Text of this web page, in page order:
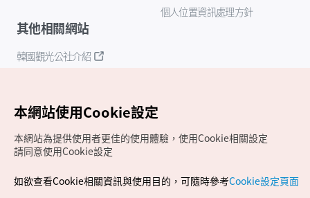
個人位置資訊處理方針
其他相關網站
韓國觀光公社介紹
Copyrights (c) 韓國觀光公社版權所有
本網站使用Cookie設定
本網站為提供使用者更佳的使用體驗，使用Cookie相關設定
請同意使用Cookie設定
如欲查看Cookie相關資訊與使用目的，可隨時參考Cookie設定頁面